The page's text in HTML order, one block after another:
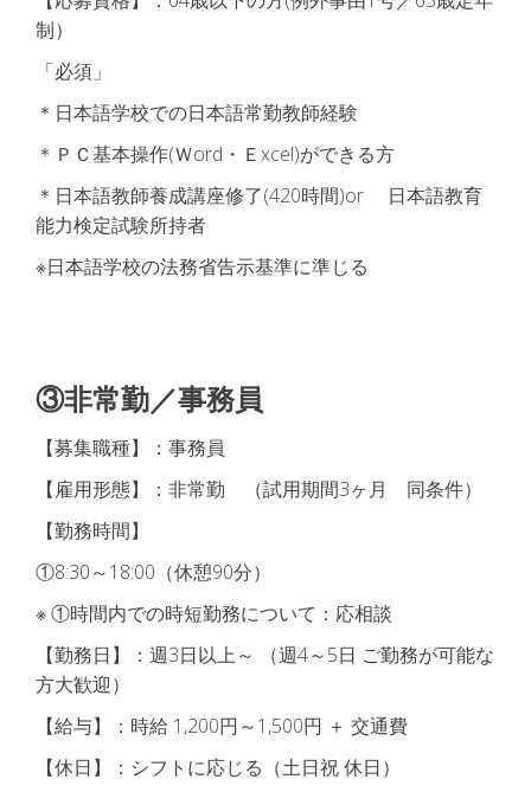
制）
「必須」
＊日本語学校での日本語常勤教師経験
＊ＰＣ基本操作(Ｗord・Ｅxcel)ができる方
＊日本語教師養成講座修了(420時間)or 日本語教育
能力検定試験所持者
※日本語学校の法務省告示基準に準じる
③非常勤／事務員
【募集職種】：事務員
【雇用形態】：非常勤 （試用期間3ヶ月 同条件）
【勤務時間】
①8:30～18:00（休憩90分）
※ ①時間内での時短勤務について：応相談
【勤務日】：週3日以上～ （週4～5日 ご勤務が可能な
方大歓迎）
【給与】：時給 1,200円～1,500円 ＋ 交通費
【休日】：シフトに応じる（土日祝 休日）